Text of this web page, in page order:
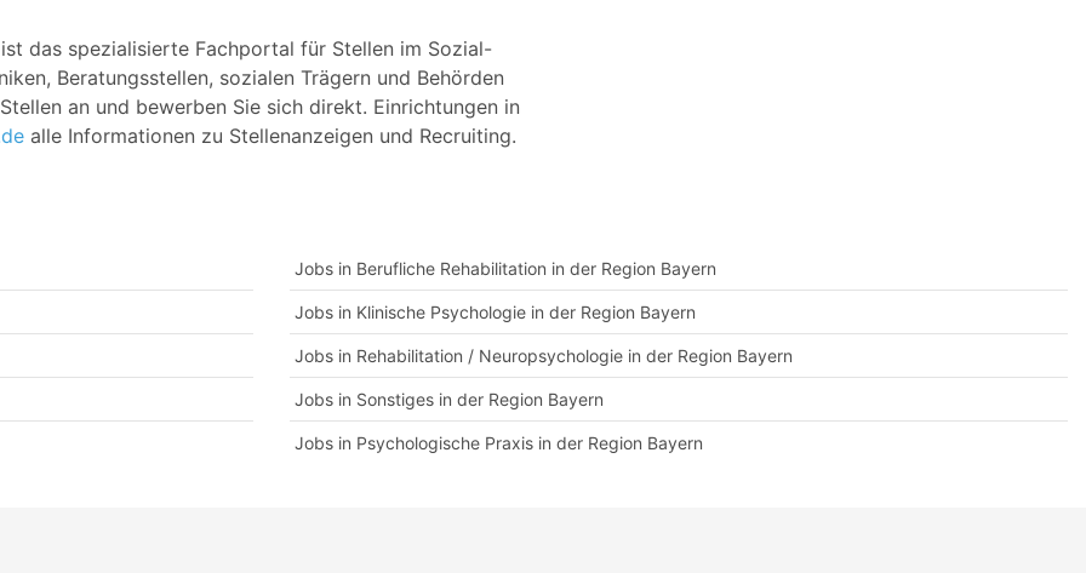
das spezialisierte Fachportal für Stellen im Sozial-
Beratungsstellen, sozialen Trägern und Behörden
an und bewerben Sie sich direkt. Einrichtungen in
alle Informationen zu Stellenanzeigen und Recruiting.
Jobs in Berufliche Rehabilitation in der Region Bayern
Jobs in Klinische Psychologie in der Region Bayern
Jobs in Rehabilitation / Neuropsychologie in der Region Bayern
Jobs in Sonstiges in der Region Bayern
Jobs in Psychologische Praxis in der Region Bayern